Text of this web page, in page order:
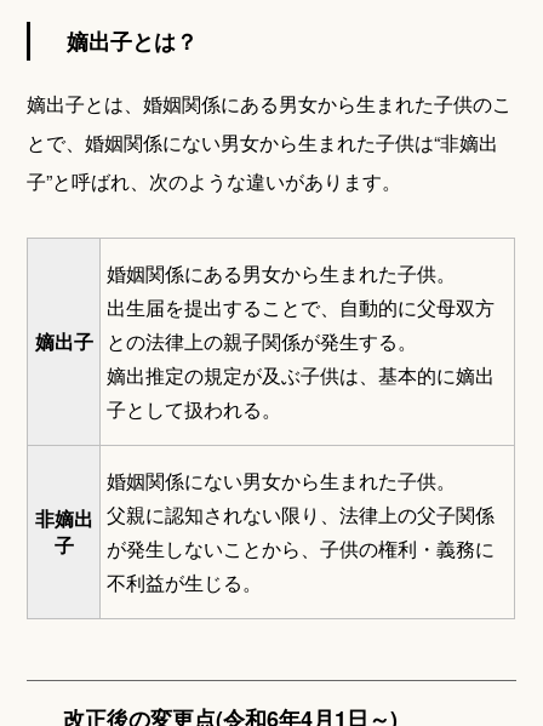
嫡出子とは？
嫡出子とは、婚姻関係にある男女から生まれた子供のこ
とで、婚姻関係にない男女から生まれた子供は“非嫡出
子”と呼ばれ、次のような違いがあります。
嫡出子
婚姻関係にある男女から生まれた子供。
出生届を提出することで、自動的に父母双方
との法律上の親子関係が発生する。
嫡出推定の規定が及ぶ子供は、基本的に嫡出
子として扱われる。
非嫡出
子
婚姻関係にない男女から生まれた子供。
父親に認知されない限り、法律上の父子関係
が発生しないことから、子供の権利・義務に
不利益が生じる。
改正後の変更点(令和6年4月1日～)